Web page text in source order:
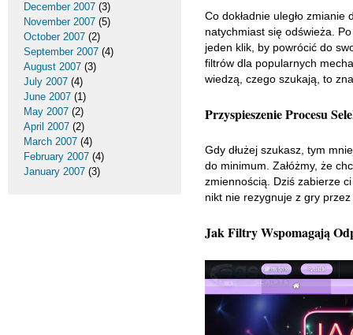
Co dokładnie uległo
natychmiast się odświeża.
jeden klik, by powrócić do
filtrów dla popularnych
wiedzą, czego szukają, to
Przyspieszenie Procesu
Gdy dłużej szukasz, tym
do minimum. Załóżmy, że
zmiennością. Dziś zabierze
nikt nie rezygnuje z gry
Jak Filtry Wspomagają
December 2007 (3)
November 2007 (5)
October 2007 (2)
September 2007 (4)
August 2007 (3)
July 2007 (4)
June 2007 (1)
May 2007 (2)
April 2007 (2)
March 2007 (4)
February 2007 (4)
January 2007 (3)